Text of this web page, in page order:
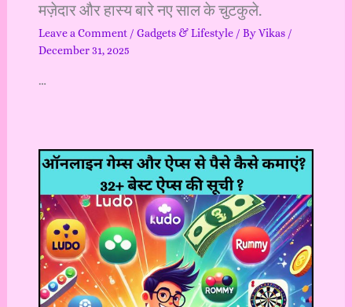
मज़ेदार और हास्य बारे नए साल के चुटकुले.
Leave a Comment / Gadgets & Lifestyle/ ByVikas /
December 31, 2025
…